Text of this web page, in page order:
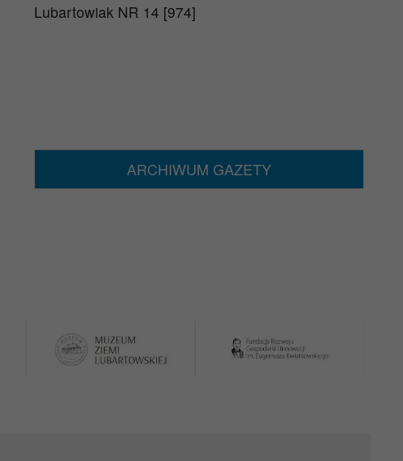
Lubartowiak NR 14 [974]
ARCHIWUM GAZETY